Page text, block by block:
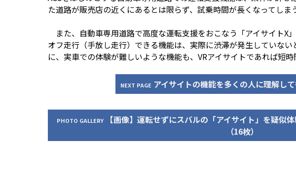
た道路が販売店の近くにあるとは限らず、試乗時間が長くなってしま
また、自動車専用道路で高度な運転支援をおこなう「アイサイトX
オフ走行（手放し走行）できる機能は、実際に渋滞が発生していな
に、実車での体験が難しいような機能も、VRアイサイトであれば短時
NEXT PAGE アイサイトの機能を多くの人に理解し
PHOTO GALLERY
【画像】運転せずにスバルの「アイサイト」を疑似
（16枚）